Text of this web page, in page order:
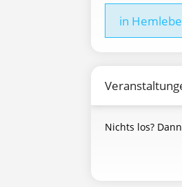
in
Nichts los?